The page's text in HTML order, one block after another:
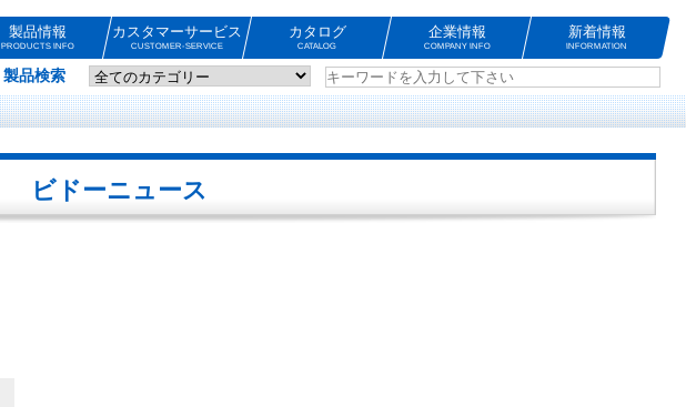
製品情報
PRODUCTS INFO
カスタマーサービス
CUSTOMER-SERVICE
カタログ
CATALOG
企業情報
COMPANY INFO
新着情報
INFORMATION
製品検索
ビドーニュース